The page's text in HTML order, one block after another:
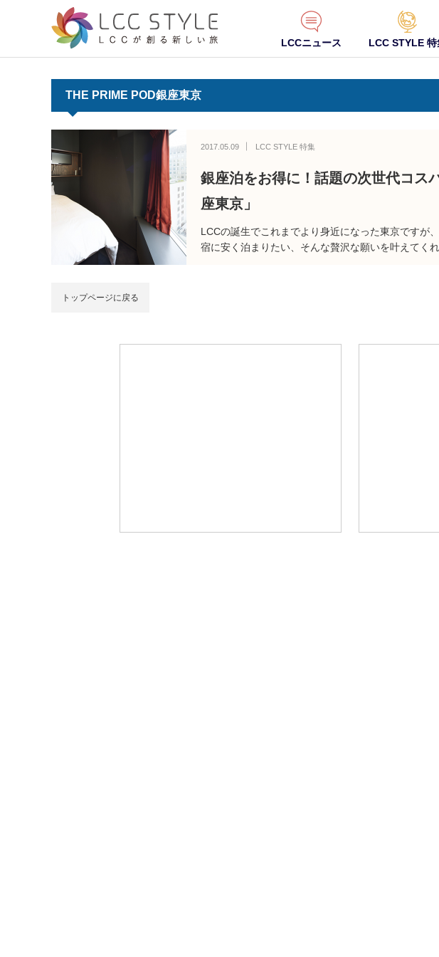
LCCニュース LCC STYLE 特
THE PRIME POD銀座東京
2017.05.09 LCC STYLE 特集
銀座泊をお得に！話題の次世代コス
座東京」
LCCの誕生でこれまでより身近になった東京ですが
宿に安く泊まりたい、そんな贅沢な願いを叶えてく
トップページに戻る